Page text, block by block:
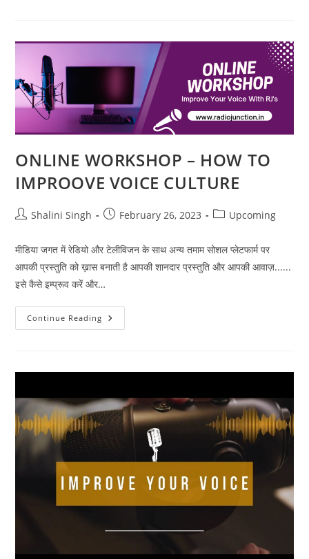
स्वच्छता
दिया
सन्देश
ONLINE WORKSHOP – HOW TO
IMPROOVE VOICE CULTURE
PostShalini Singh
PostFebruary 26, 2023
PostUpcoming
मीडिया जगत में रेडियो और टेलीविजन के साथ अन्य तमाम सोशल प्लेटफार्म पर
आपकी प्रस्तुति को ख़ास बनाती है आपकी शानदार प्रस्तुति और आपकी आवाज़......
इसे कैसे इम्प्रूव करें और…
Continue Reading ONLINE
WORKSHOP
VOICE